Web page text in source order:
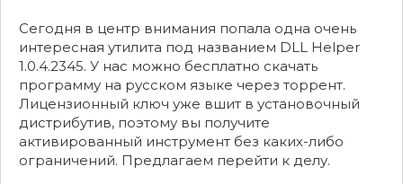
Сегодня в центр внимания попала одна очень
интересная утилита под названием DLL Helper
1.0.4.2345. У нас можно бесплатно скачать
программу на русском языке через торрент.
Лицензионный ключ уже вшит в установочный
дистрибутив, поэтому вы получите
активированный инструмент без каких-либо
ограничений. Предлагаем перейти к делу.